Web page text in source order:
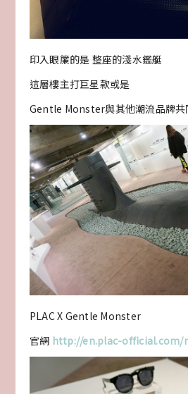
印入眼簾的是 整座的淺水鑑艇
這層樓主打巨星款或是
Gentle Monster與其他潮流品牌共
PLAC X Gentle Monster
官網 http://en.plac-official.com/